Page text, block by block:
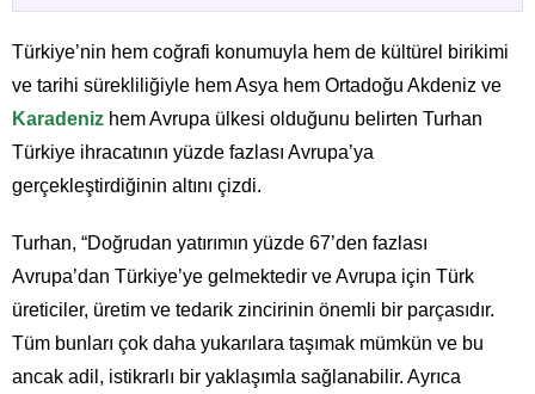
Türkiye’nin hem coğrafi konumuyla hem de kültürel birikimi
ve tarihi sürekliliğiyle hem Asya hem Ortadoğu Akdeniz ve
Karadeniz hem Avrupa ülkesi olduğunu belirten Turhan
Türkiye ihracatının yüzde fazlası Avrupa’ya
gerçekleştirdiğinin altını çizdi.
Turhan, “Doğrudan yatırımın yüzde 67’den fazlası
Avrupa’dan Türkiye’ye gelmektedir ve Avrupa için Türk
üreticiler, üretim ve tedarik zincirinin önemli bir parçasıdır.
Tüm bunları çok daha yukarılara taşımak mümkün ve bu
ancak adil, istikrarlı bir yaklaşımla sağlanabilir. Ayrıca